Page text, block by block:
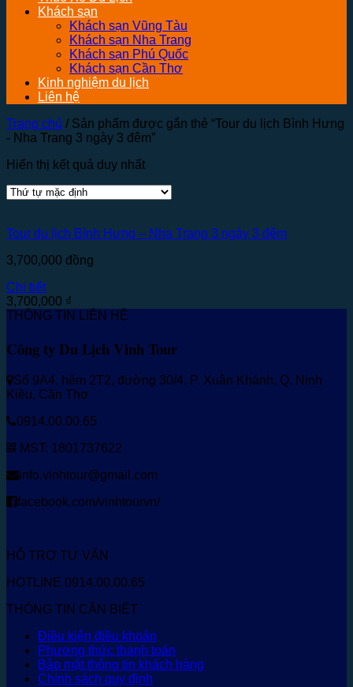
Khách sạn
Khách sạn Vũng Tàu
Khách sạn Nha Trang
Khách sạn Phú Quốc
Khách sạn Cần Thơ
Kinh nghiệm du lịch
Liên hệ
Trang chủ / Sản phẩm được gắn thẻ “Tour du lịch Bình Hưng
- Nha Trang 3 ngày 3 đêm”
Hiển thị kết quả duy nhất
Tour du lịch Bình Hưng – Nha Trang 3 ngày 3 đêm
3,700,000 đồng
Chi tiết
3,700,000 ₫
THÔNG TIN LIÊN HỆ
Công ty Du Lịch Vinh Tour
Số 9A4, hẻm 2T2, đường 30/4, P. Xuân Khánh, Q. Ninh
Kiều, Cần Thơ
0914.00.00.65
MST: 1801737622
info.vinhtour@gmail.com
facebook.com/vinhtourvn/
HỖ TRỢ TƯ VẤN
HOTLINE 0914.00.00.65
THÔNG TIN CẦN BIẾT
Điều kiện điều khoản
Phương thức thanh toán
Bảo mật thông tin khách hàng
Chính sách quy định